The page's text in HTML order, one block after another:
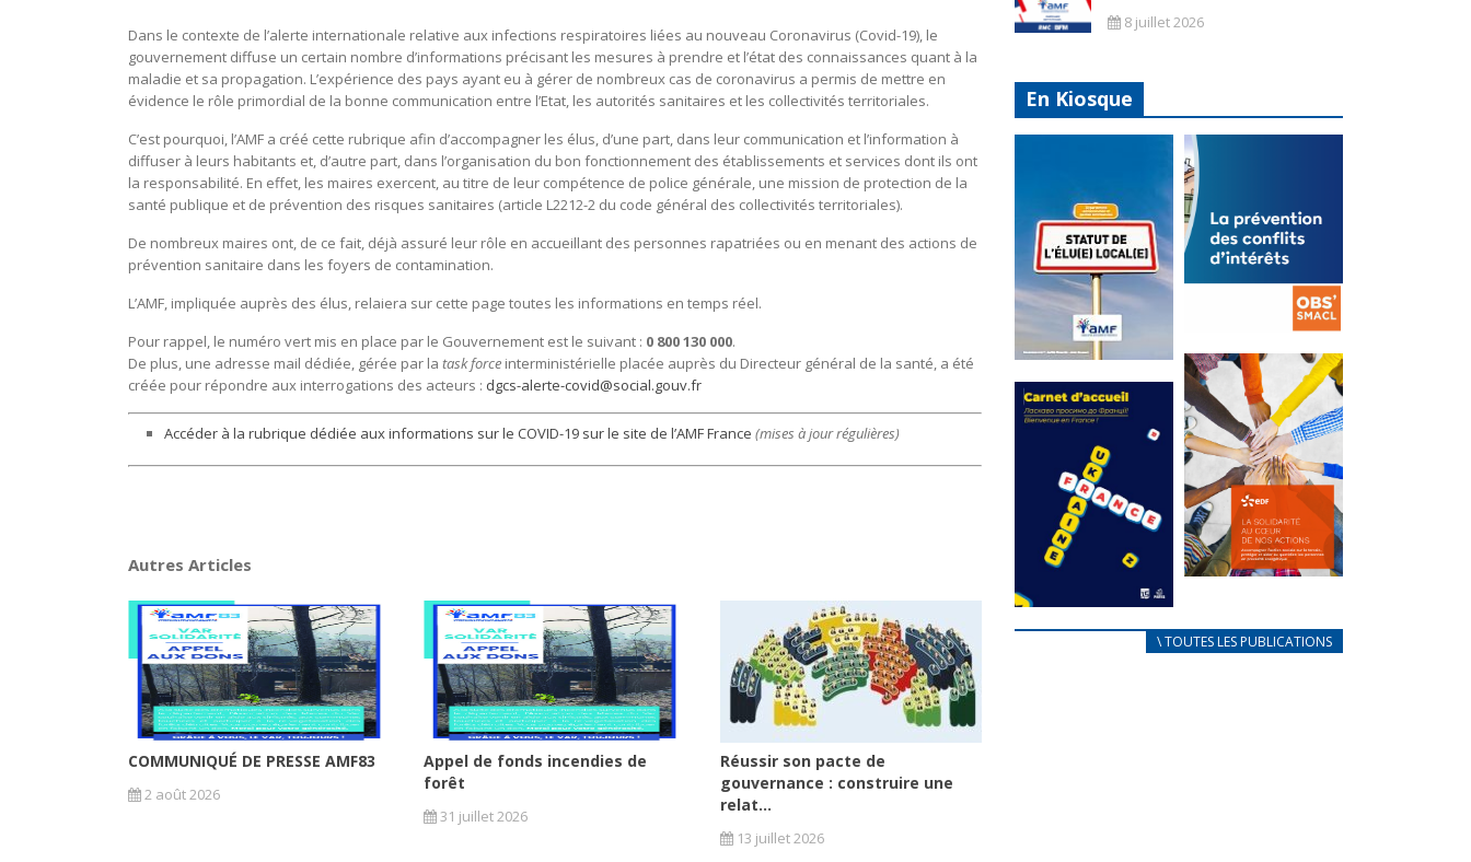
Dans le contexte de l’alerte internationale relative aux infections respiratoires liées au nouveau Coronavirus (Covid-19), le
gouvernement diffuse un certain nombre d’informations précisant les mesures à prendre et l’état des connaissances quant à la
maladie et sa propagation. L’expérience des pays ayant eu à gérer de nombreux cas de coronavirus a permis de mettre en
évidence le rôle primordial de la bonne communication entre l’Etat, les autorités sanitaires et les collectivités territoriales.
C’est pourquoi, l’AMF a créé cette rubrique afin d’accompagner les élus, d’une part, dans leur communication et l’information à
diffuser à leurs habitants et, d’autre part, dans l’organisation du bon fonctionnement des établissements et services dont ils ont
la responsabilité. En effet, les maires exercent, au titre de leur compétence de police générale, une mission de protection de la
santé publique et de prévention des risques sanitaires (article L2212-2 du code général des collectivités territoriales).
De nombreux maires ont, de ce fait, déjà assuré leur rôle en accueillant des personnes rapatriées ou en menant des actions de
prévention sanitaire dans les foyers de contamination.
L’AMF, impliquée auprès des élus, relaiera sur cette page toutes les informations en temps réel.
Pour rappel, le numéro vert mis en place par le Gouvernement est le suivant : 0 800 130 000.
De plus, une adresse mail dédiée, gérée par la task force interministérielle placée auprès du Directeur général de la santé, a été
créée pour répondre aux interrogations des acteurs : dgcs-alerte-covid@social.gouv.fr
Accéder à la rubrique dédiée aux informations sur le COVID-19 sur le site de l’AMF France (mises à jour régulières)
Autres Articles
COMMUNIQUÉ DE PRESSE AMF83
2 août 2026
Appel de fonds incendies de
forêt
31 juillet 2026
Réussir son pacte de
gouvernance : construire une
relat...
13 juillet 2026
8 juillet 2026
En Kiosque
Statut de
l’élu local
Mise à jour avril
2024
FEUILLETER
La
prévention
des conflits
d’intérêts
18 septembre 2023
FEUILLETER
au coeur de
nos actions
\ TOUTES LES PUBLICATIONS